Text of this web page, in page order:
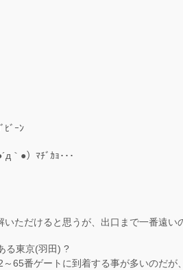
ﾋﾞｰﾝ
｀●）ﾏﾁﾞｶｮ･･･
ただけると思うが、出口まで一番遠い
る東京(羽田) ?
65番ゲートに到着する事が多いのだが